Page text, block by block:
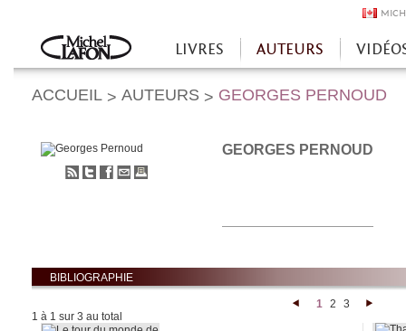
Accueil
LIVRES AUTEURS
ACCUEIL > AUTEURS > GEORGES PERNOUD
GEORGES PERNOUD
BIBLIOGRAPHIE
1 2 3
1 à 1 sur 3 au total